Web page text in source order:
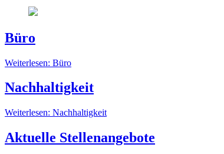
Büro
Weiterlesen: Büro
Nachhaltigkeit
Weiterlesen: Nachhaltigkeit
Aktuelle Stellenangebote